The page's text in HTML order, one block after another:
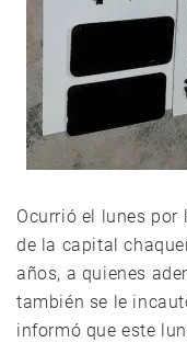
Ocurrió el lunes por
de la capital
años, a quienes
también se le
informó que este